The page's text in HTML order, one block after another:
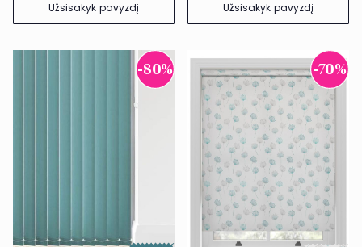
Užsisakyk pavyzdį Užsisakyk pavyzdį
-80% -70%